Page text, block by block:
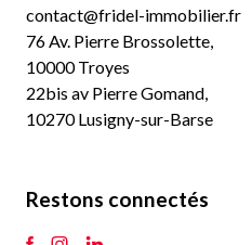
contact@fridel-immobilier.fr
76 Av. Pierre Brossolette,
10000 Troyes
22bis av Pierre Gomand,
10270 Lusigny-sur-Barse
Restons connectés